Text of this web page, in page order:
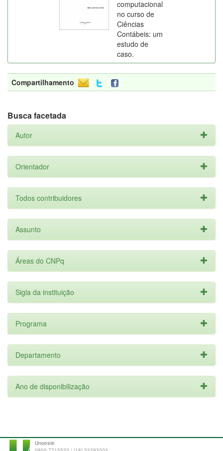
computacional
no curso de
Ciências
Contábeis: um
estudo de
caso.
Compartilhamento
Busca facetada
Autor
Orientador
Todos contribuidores
Assunto
Áreas do CNPq
Sigla da instituição
Programa
Departamento
Ano de disponibilização
Unoeste